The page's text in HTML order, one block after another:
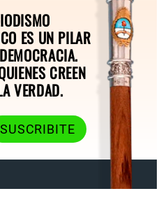
ES UN PILAR
CREEN
VERDAD.
SUSCRIBITE